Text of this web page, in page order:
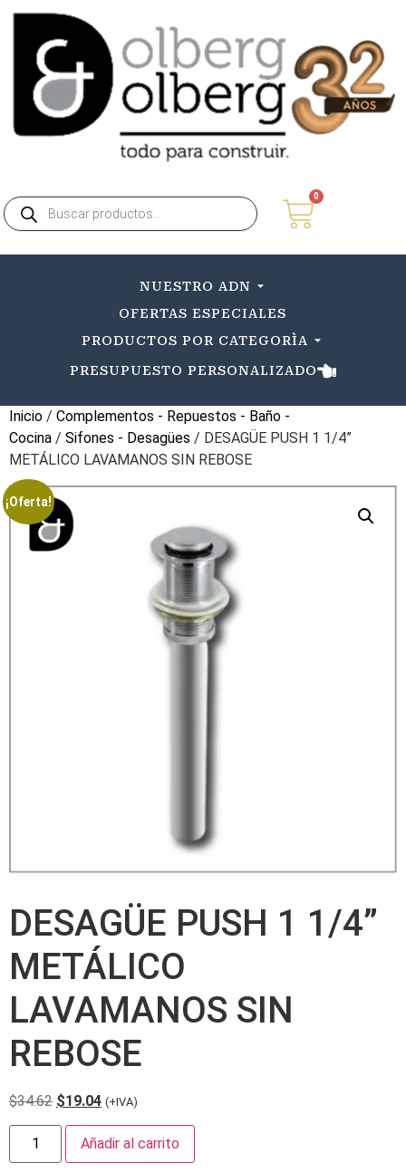
0
NUESTRO ADN
OFERTAS ESPECIALES
PRODUCTOS POR CATEGORÌA
PRESUPUESTO PERSONALIZADO
Inicio / Complementos - Repuestos - Baño -
Cocina / Sifones - Desagües / DESAGÜE PUSH 1 1/4”
METÁLICO LAVAMANOS SIN REBOSE
¡Oferta!
DESAGÜE PUSH 1 1/4”
METÁLICO
LAVAMANOS SIN
REBOSE
$34.62 $19.04 (+IVA)
Añadir al carrito